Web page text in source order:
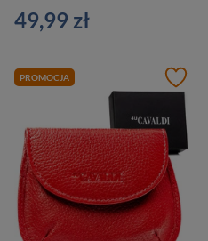
49,99 zł
PROMOCJA